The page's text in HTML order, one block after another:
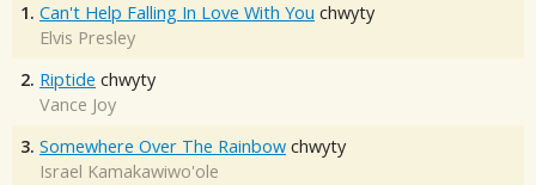
1. Can't Help Falling In Love With You chwyty
Elvis Presley
2. Riptide chwyty
Vance Joy
3. Somewhere Over The Rainbow chwyty
Israel Kamakawiwo'ole